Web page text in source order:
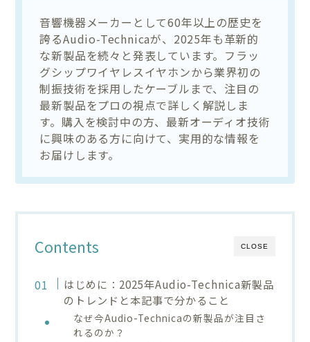
音響機器メーカーとして60年以上の歴史を
誇るAudio-Technicaが、2025年も革新的
な新製品を続々と発表しています。フラッ
グシップワイヤレスイヤホンから業界初の
制振技術を採用したケーブルまで、注目の
最新製品をプロの視点で詳しく解説しま
す。購入を検討中の方、最新オーディオ技術
に興味のある方に向けて、実用的な情報を
お届けします。
CLOSE
Contents
はじめに：2025年Audio-Technica新製品
のトレンドと本記事で分かること
なぜ今Audio-Technicaの新製品が注目さ
れるのか？